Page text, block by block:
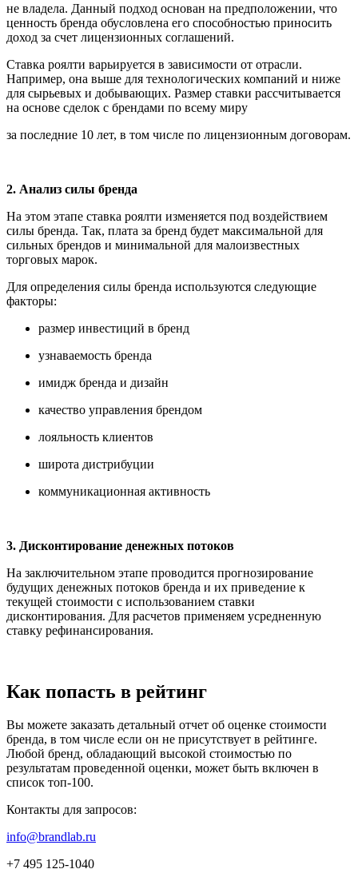
не владела. Данный подход основан на предположении, что
ценность бренда обусловлена его способностью приносить
доход за счет лицензионных соглашений.
Ставка роялти варьируется в зависимости от отрасли.
Например, она выше для технологических компаний и ниже
для сырьевых и добывающих. Размер ставки рассчитывается
на основе сделок с брендами по всему миру
за последние 10 лет, в том числе по лицензионным договорам.
2. Анализ силы бренда
На этом этапе ставка роялти изменяется под воздействием
силы бренда. Так, плата за бренд будет максимальной для
сильных брендов и минимальной для малоизвестных
торговых марок.
Для определения силы бренда используются следующие
факторы:
размер инвестиций в бренд
узнаваемость бренда
имидж бренда и дизайн
качество управления брендом
лояльность клиентов
широта дистрибуции
коммуникационная активность
3. Дисконтирование денежных потоков
На заключительном этапе проводится прогнозирование
будущих денежных потоков бренда и их приведение к
текущей стоимости с использованием ставки
дисконтирования. Для расчетов применяем усредненную
ставку рефинансирования.
Как попасть в рейтинг
Вы можете заказать детальный отчет об оценке стоимости
бренда, в том числе если он не присутствует в рейтинге.
Любой бренд, обладающий высокой стоимостью по
результатам проведенной оценки, может быть включен в
список топ-100.
Контакты для запросов:
info@brandlab.ru
+7 495 125-1040